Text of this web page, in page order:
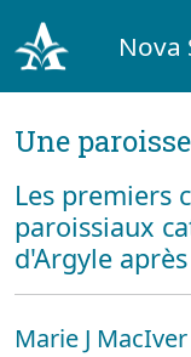
Nova
Une
Les premiers
paroissiaux
d'Argyle
Marie J MacIver